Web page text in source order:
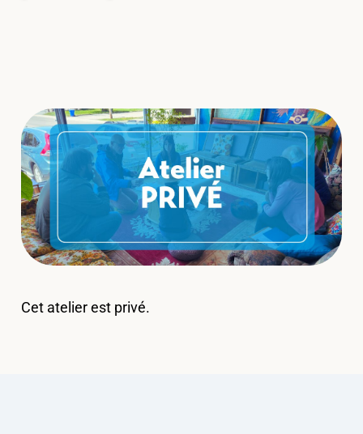
Cet atelier est privé.